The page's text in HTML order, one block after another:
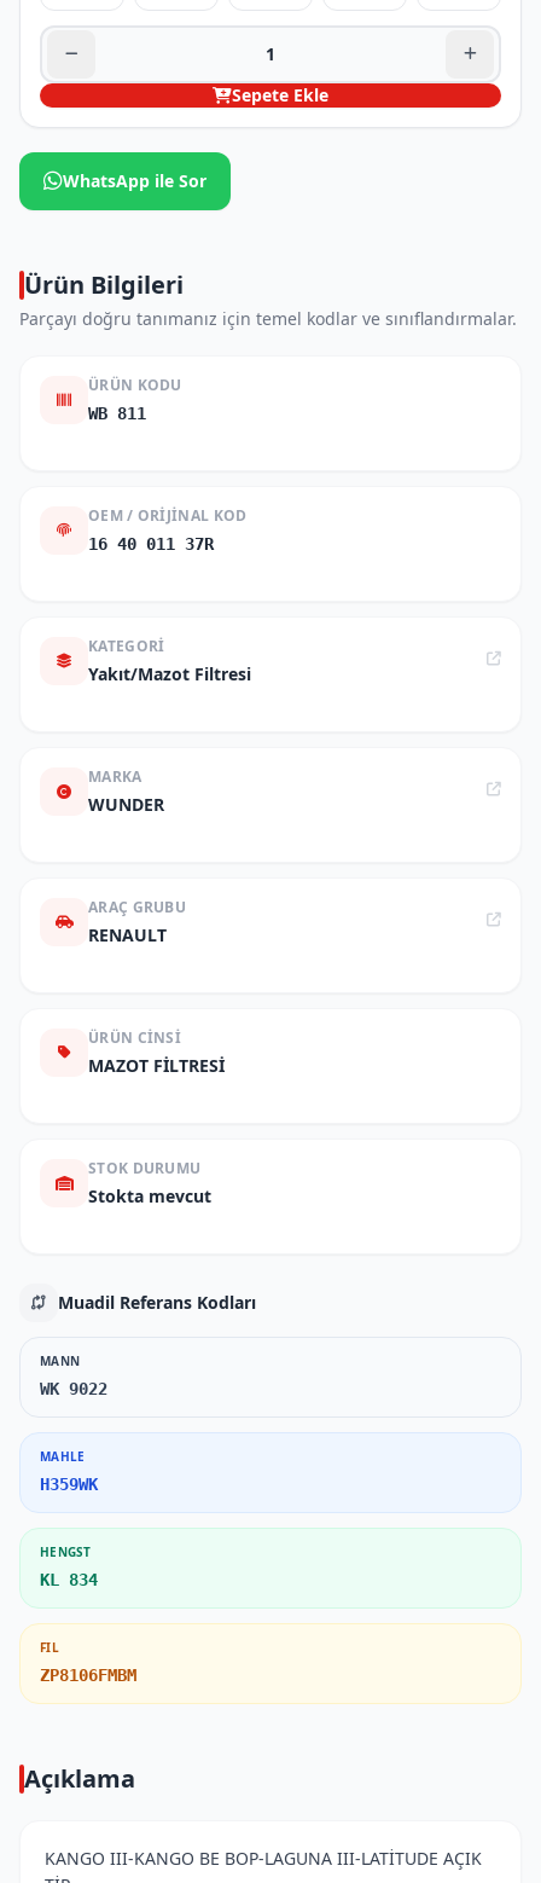
Sepete Ekle
WhatsApp ile Sor
Ürün Bilgileri
Parçayı doğru tanımanız için temel kodlar ve sınıflandırmalar.
ÜRÜN KODU
WB 811
OEM / ORIJINAL KOD
16 40 011 37R
KATEGORI
Yakıt/Mazot Filtresi
MARKA
WUNDER
ARAÇ GRUBU
RENAULT
ÜRÜN CINSI
MAZOT FİLTRESİ
STOK DURUMU
Stokta mevcut
Muadil Referans Kodları
MANN
WK 9022
MAHLE
H359WK
HENGST
KL 834
FIL
ZP8106FMBM
Açıklama
KANGO III-KANGO BE BOP-LAGUNA III-LATİTUDE AÇIK